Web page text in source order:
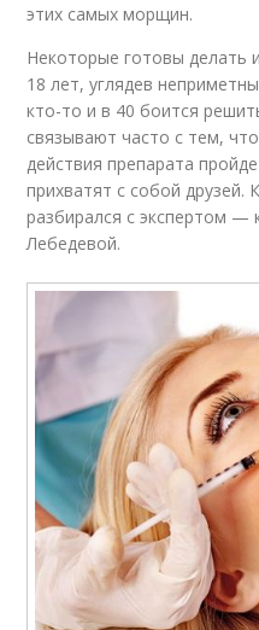
этих самых морщин.
Некоторые готовы делать
18 лет, углядев
кто-то и в 40 боится
связывают часто с тем,
действия препарата
прихватят с собой
разбирался с экспертом —
Лебедевой.